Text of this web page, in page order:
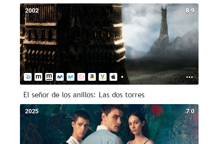
8.9
2002
El señor de los anillos: Las dos torres
7.0
2025